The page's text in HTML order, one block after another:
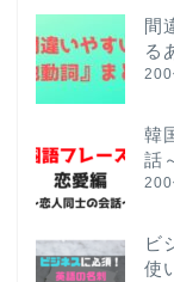
間
る
200
韓
話
200
ビ
使